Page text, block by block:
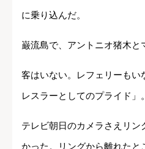
に乗り込んだ。
巌流島で、アントニオ猪木と
客はいない。レフェリーもい
レスラーとしてのプライド」。
テレビ朝日のカメラさえリン
かった。リングから離れたと